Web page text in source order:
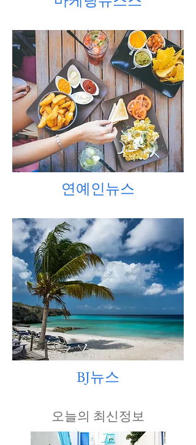
연예인뉴스
BJ뉴스
​오늘의 최신정보